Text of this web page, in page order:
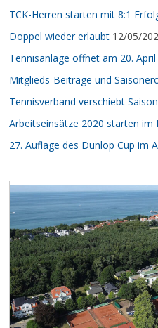
TCK-Herren starten mit 8:1
Doppel wieder erlaubt 12/05/
Tennisanlage öffnet am 20. April
Mitglieds-Beiträge und
Tennisverband verschiebt
Arbeitseinsätze 2020 starten im
27. Auflage des Dunlop Cup im